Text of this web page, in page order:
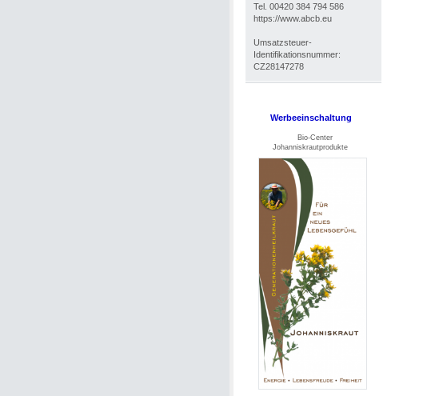
Tel. 00420 384 794 586
https://www.abcb.eu
Umsatzsteuer-
Identifikationsnummer:
CZ28147278
Werbeeinschaltung
Bio-Center
Johanniskrautprodukte